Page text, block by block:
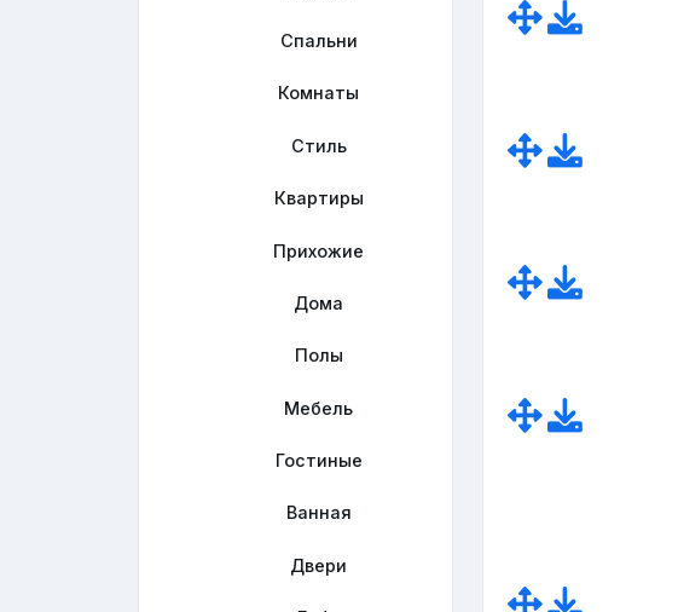
Спальни
Комнаты
Стиль
Квартиры
Прихожие
Дома
Полы
Мебель
Гостиные
Ванная
Двери